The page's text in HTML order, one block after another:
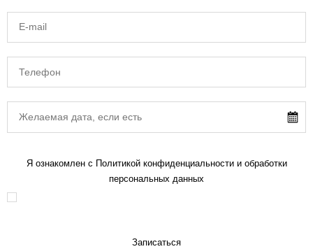
Я ознакомлен с Политикой конфиденциальности и обработки
персональных данных
Записаться